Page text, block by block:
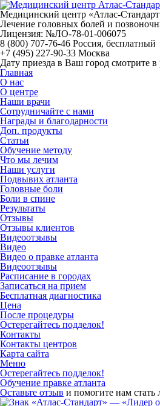
Медицинский центр «Атлас-
Лечение головных болей и
Лицензия: №ЛО-78-01-006075
8 (800) 707-76-46 Россия, бесплатный
+7 (495) 227-90-33 Москва
Дату приезда в Ваш город смотрите в
Главная
О нас
О центре
Наши врачи
Сотрудничайте с нами
Награды и благодарности
Доп. продукты
Статьи
Обучение методу
Что мы лечим
Наши услуги
Подвывих атланта
Головные боли
Боли в спине
Результаты
Отзывы
Отзывы клиентов
Видеоотзывы
Видео
Видео о правке атланта
Видеоотзывы
Расписание в городах
Записаться на прием
Бесплатная диагностика
Цена
После процедуры
Остерегайтесь подделок!
Контакты
Контакты центров
Карта сайта
Меню
Остерегайтесь подделок!
Обучение правке атланта
Оставьте отзыв и помогите нам стать